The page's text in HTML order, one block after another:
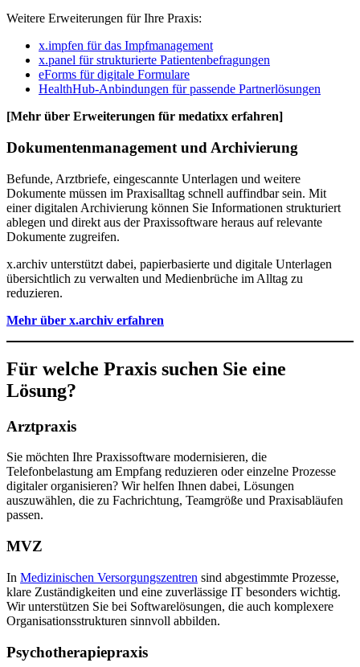
Weitere Erweiterungen für Ihre Praxis:
x.impfen für das Impfmanagement
x.panel für strukturierte Patientenbefragungen
eForms für digitale Formulare
HealthHub-Anbindungen für passende Partnerlösungen
[Mehr über Erweiterungen für medatixx erfahren]
Dokumentenmanagement und Archivierung
Befunde, Arztbriefe, eingescannte Unterlagen und weitere
Dokumente müssen im Praxisalltag schnell auffindbar sein. Mit
einer digitalen Archivierung können Sie Informationen strukturiert
ablegen und direkt aus der Praxissoftware heraus auf relevante
Dokumente zugreifen.
x.archiv unterstützt dabei, papierbasierte und digitale Unterlagen
übersichtlich zu verwalten und Medienbrüche im Alltag zu
reduzieren.
Mehr über x.archiv erfahren
Für welche Praxis suchen Sie eine
Lösung?
Arztpraxis
Sie möchten Ihre Praxissoftware modernisieren, die
Telefonbelastung am Empfang reduzieren oder einzelne Prozesse
digitaler organisieren? Wir helfen Ihnen dabei, Lösungen
auszuwählen, die zu Fachrichtung, Teamgröße und Praxisabläufen
passen.
MVZ
In Medizinischen Versorgungszentren sind abgestimmte Prozesse,
klare Zuständigkeiten und eine zuverlässige IT besonders wichtig.
Wir unterstützen Sie bei Softwarelösungen, die auch komplexere
Organisationsstrukturen sinnvoll abbilden.
Psychotherapiepraxis